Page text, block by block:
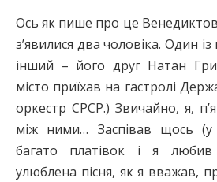
Ось як пише про це
з’явилися два чоловіка. Один
інший – його друг Натан
місто приїхав на гастролі
оркестр СРСР.) Звичайно, я,
між ними… Заспівав щось
багато платівок і я
улюблена пісня, як я вважав,